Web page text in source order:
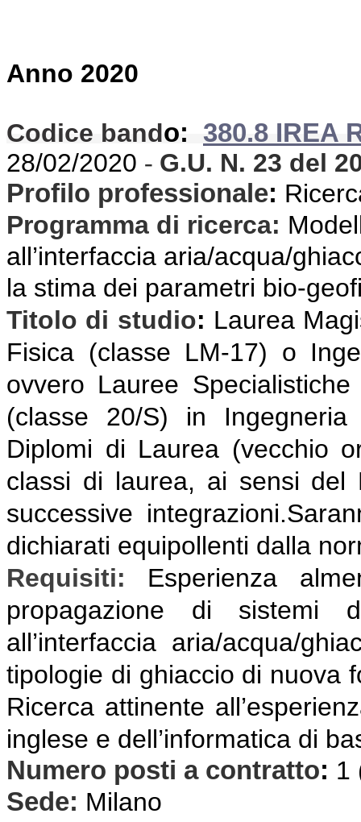
Anno 2020
Codice bando: 380.8 IREA
28/02/2020 - G.U. N. 23 del
Profilo professionale:
Programma di ricerca:
all’interfaccia aria/acqua/
la stima dei parametri bio-
Titolo di studio: Laurea
Fisica (classe LM-17) o
ovvero Lauree
(classe 20/S) in
Diplomi di Laurea (vecchio
classi di laurea, ai sensi del
successive
dichiarati equipollenti dalla
Requisiti:
Esperienza
propagazione di sistemi
all’interfaccia aria/acqua/
tipologie di ghiaccio di nuova
Ricerca attinente
inglese e dell’informatica di
Numero posti a contratto: 1
Sede: Milano